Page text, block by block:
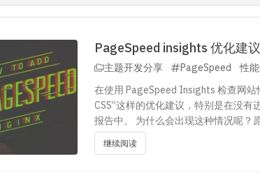
让您的网站不仅有流量，更
网站管理运
PageSpeed insights 优化建
主题开发分享 PageSpeed 性
在使用 PageSpeed Insights 检查网站
CSS”这样的优化建议，特别是在没
报告中。 为什么会出现这种情况呢？
继续阅读